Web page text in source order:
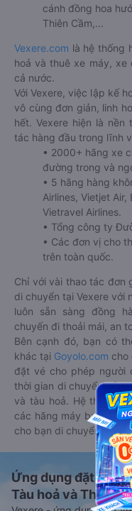
cánh đồng hoa
Thiên Cầm,...
Vexere.com là hệ thống
hoả và thuê xe máy,
cả nước.
Với Vexere, việc lập kế
vô cùng đơn giản, linh
hết. Vexere hiện là
tác hàng đầu trong lĩnh
• 2000+ hãng xe
đường trong và
• 5 hãng hàng
Airlines, Vietjet
Vietravel Airlines.
• Tổng công ty
• Các đơn vị cho
trên toàn quốc.
Chỉ với vài thao tác đơn
di chuyển tại Vexere với
luôn sẵn sàng đồng
chuyến đi thoải mái, an
Bên cạnh đó, bạn có
khác tại Goyolo.com cho
đặt vé cho phép người
thời gian di chuyển của
và tàu hoả. Hệ thống
các hãng máy bay, xe
cho bạn di chuyển.
Ứng dụng đặt vé
Tàu hoả và Thuê xe